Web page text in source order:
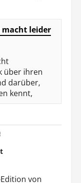
macht leider
über ihren
darüber,
kennt,
von